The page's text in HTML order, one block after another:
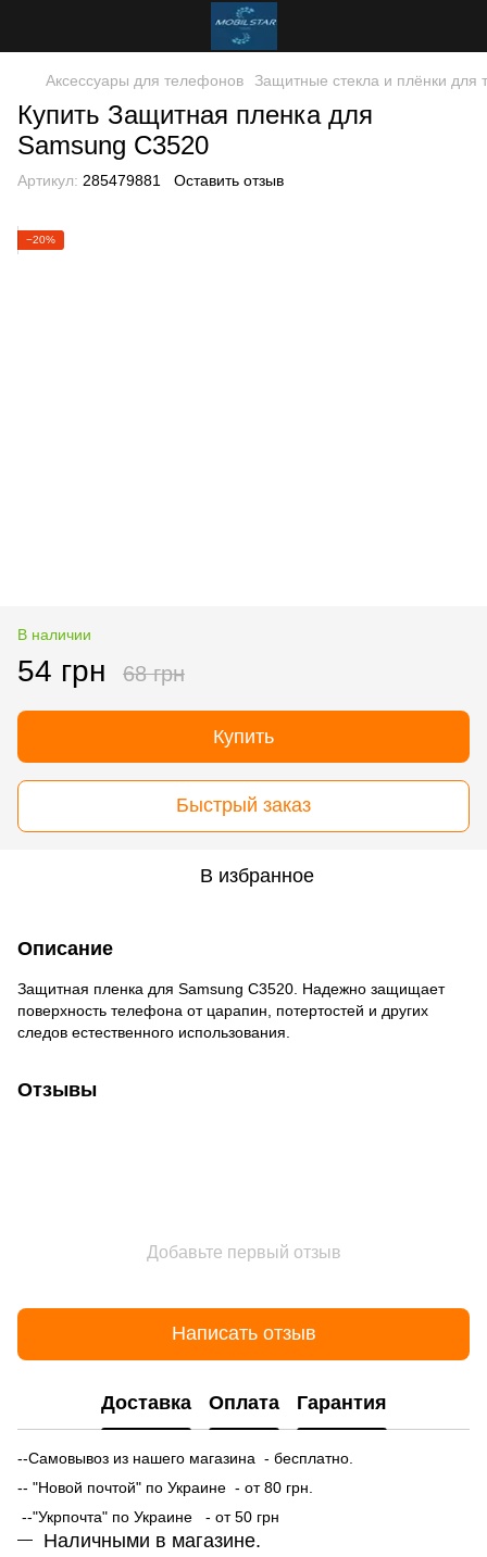
Аксессуары для телефонов Защитные стекла и плёнки для
Купить Защитная пленка для
Samsung C3520
Артикул: 285479881 Оставить отзыв
−20%
В наличии
54 грн 68 грн
Купить
Быстрый заказ
В избранное
Описание
Защитная пленка для Samsung C3520. Надежно защищает
поверхность телефона от царапин, потертостей и других
следов естественного использования.
Отзывы
Добавьте первый отзыв
Написать отзыв
Доставка Оплата Гарантия
--Самовывоз из нашего магазина - бесплатно.
-- "Новой почтой" по Украине - от 80 грн.
--"Укрпочта" по Украине - от 50 грн
Наличными в магазине.